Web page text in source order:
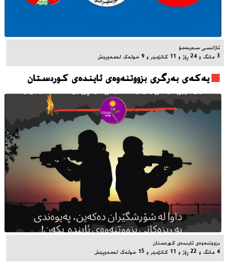
ئاژانسی سه‌ربه‌خۆ
3 مانگ و 24 ڕۆژ و 11 کاتژمێر و 9 خوله‌ک له‌مه‌وپێش‌
یه‌که‌ی به‌رگری بزووتنه‌وه‌ی ئاینده‌ی کوردستان
بزووتنه‌وه‌ی ئاینده‌ی کوردستان
4 مانگ و 22 ڕۆژ و 11 کاتژمێر و 15 خوله‌ک له‌مه‌وپێش‌